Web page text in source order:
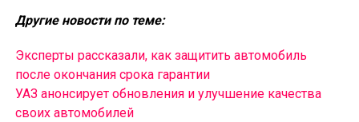
Другие новости по теме:
Эксперты рассказали, как защитить автомобиль
после окончания срока гарантии
УАЗ анонсирует обновления и улучшение качества
своих автомобилей